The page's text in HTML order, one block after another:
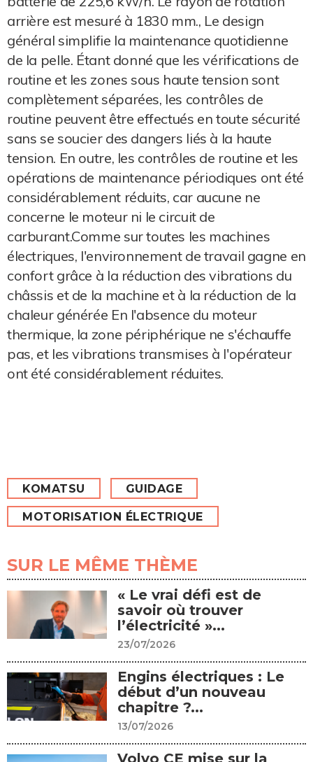
arrière est mesuré à 1830 mm., Le design
général simplifie la maintenance quotidienne
de la pelle. Étant donné que les vérifications de
routine et les zones sous haute tension sont
complètement séparées, les contrôles de
routine peuvent être effectués en toute sécurité
sans se soucier des dangers liés à la haute
tension. En outre, les contrôles de routine et les
opérations de maintenance périodiques ont été
considérablement réduits, car aucune ne
concerne le moteur ni le circuit de
carburant.Comme sur toutes les machines
électriques, l'environnement de travail gagne en
confort grâce à la réduction des vibrations du
châssis et de la machine et à la réduction de la
chaleur générée En l'absence du moteur
thermique, la zone périphérique ne s'échauffe
pas, et les vibrations transmises à l'opérateur
ont été considérablement réduites.
KOMATSU GUIDAGE
MOTORISATION ÉLECTRIQUE
SUR LE MÊME THÈME
« Le vrai défi est de
savoir où trouver
l’électricité »...
23/07/2026
Engins électriques : Le
début d’un nouveau
chapitre ?...
13/07/2026
Volvo CE mise sur la